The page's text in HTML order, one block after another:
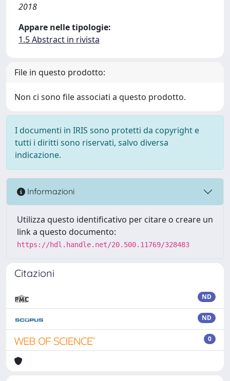
2018
Appare nelle tipologie:
1.5 Abstract in rivista
File in questo prodotto:
Non ci sono file associati a questo prodotto.
I documenti in IRIS sono protetti da copyright e
tutti i diritti sono riservati, salvo diversa
indicazione.
Informazioni
Utilizza questo identificativo per citare o creare un
link a questo documento:
https://hdl.handle.net/20.500.11769/328483
Citazioni
ND
ND
0